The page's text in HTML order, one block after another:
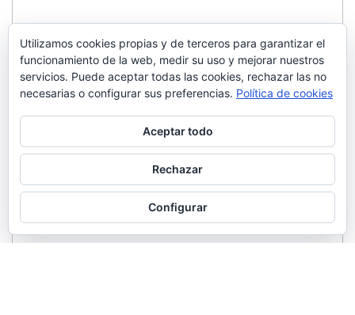
Utilizamos cookies propias y de terceros para garantizar el
funcionamiento de la web, medir su uso y mejorar nuestros
servicios. Puede aceptar todas las cookies, rechazar las no
necesarias o configurar sus preferencias. Política de cookies
Aceptar todo
Rechazar
Configurar